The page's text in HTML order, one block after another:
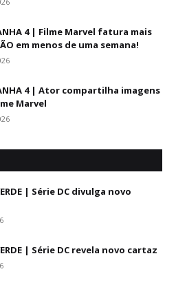
4 | Filme Marvel fatura mais
em menos de uma semana!
4 | Ator compartilha imagens
Marvel
| Série DC divulga novo
| Série DC revela novo cartaz